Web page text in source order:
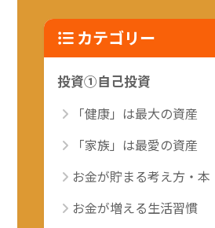
カテゴリー
投資①自己投資
「健康」は最大の資産
「家族」は最愛の資産
お金が貯まる考え方・本
お金が増える生活習慣